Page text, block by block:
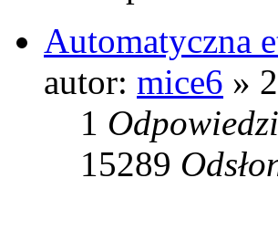
Automatyczna
autor: mice6 »
1 Odpowiedzi
15289